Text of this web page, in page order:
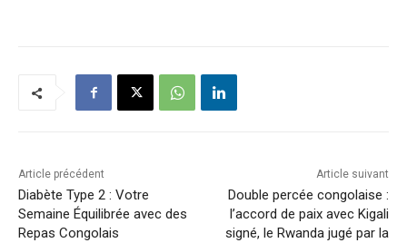
Article précédent
Diabète Type 2 : Votre
Semaine Équilibrée avec des
Repas Congolais
Article suivant
Double percée congolaise :
l’accord de paix avec Kigali
signé, le Rwanda jugé par la